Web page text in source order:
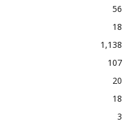
56
18
1,138
107
20
18
3